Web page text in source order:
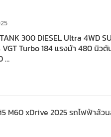
300 DIESEL Ultra 4WD
Turbo 184 แรงม้า 480 นิว
…
M60 xDrive 2025 รถไฟฟ้าล้